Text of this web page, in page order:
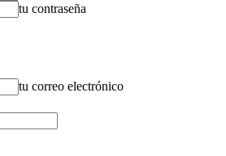
tu contraseña
tu correo electrónico